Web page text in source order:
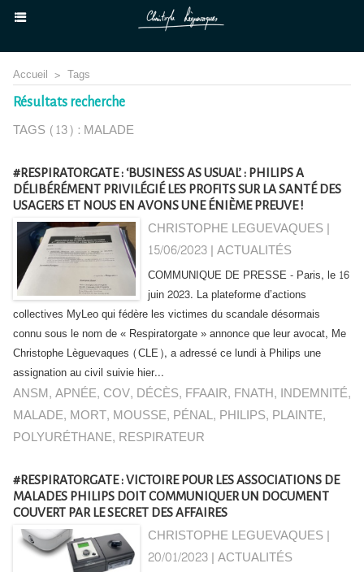
Accueil > Tags
Résultats recherche
TAGS (13) : MALADE
#RESPIRATORGATE : ‘BUSINESS AS USUAL’ : PHILIPS A
DÉLIBÉRÉMENT PRIVILÉGIÉ LES PROFITS SUR LA SANTÉ DES
USAGERS ET NOUS EN AVONS UNE ÉNIÈME PREUVE !
CHRISTOPHE LEGUEVAQUES |
15/06/2023|ACTUALITÉS
COMMUNIQUE DE PRESSE - Paris, le 16
juin 2023. La plateforme d’actions
collectives MyLeo qui fédère les victimes du scandale désormais
connu sous le nom de « Respiratorgate » annonce que leur avocat, Me
Christophe Lèguevaques (CLE), a adressé ce lundi à Philips une
assignation au civil suivie hier...
ANSM,APNÉE, COV, DÉCÈS, FFAAIR, FNATH, INDEMNITÉ,
MALADE, MORT, MOUSSE, PÉNAL, PHILIPS, PLAINTE,
POLYURÉTHANE, RESPIRATEUR
#RESPIRATORGATE : VICTOIRE POUR LES ASSOCIATIONS DE
MALADES PHILIPS DOIT COMMUNIQUER UN DOCUMENT
COUVERT PAR LE SECRET DES AFFAIRES
CHRISTOPHE LEGUEVAQUES |
20/01/2023|ACTUALITÉS